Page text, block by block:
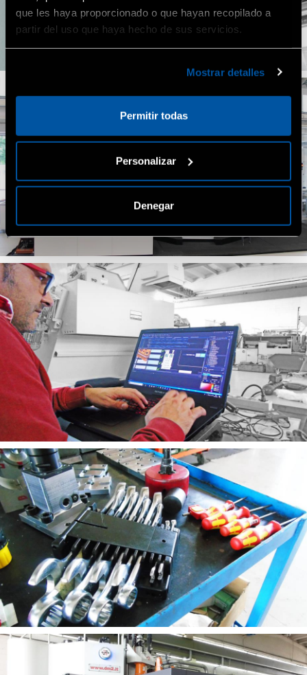
que les haya proporcionado o que hayan recopilado a
partir del uso que haya hecho de sus servicios.
Mostrar detalles
Permitir todas
Personalizar
Denegar